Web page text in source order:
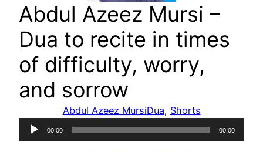
Abdul Azeez Mursi –
Dua to recite in times
of difficulty, worry,
and sorrow
Abdul Azeez MursiDua, Shorts
Audio
Player
00:00 00:00